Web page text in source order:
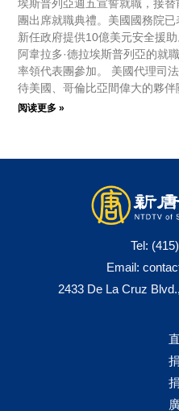
埃斯普列亞週五宣誓就職，接
團出席就職典禮。美國國務院
新任政府提供10億美元安全援
阿韋拉多·德拉埃斯普列亞的就
率領代表團參加。 美國代理司
待美國、哥倫比亞間偉大的夥伴
阅读更多 »
Tel:
Email:
2433 De La Cruz